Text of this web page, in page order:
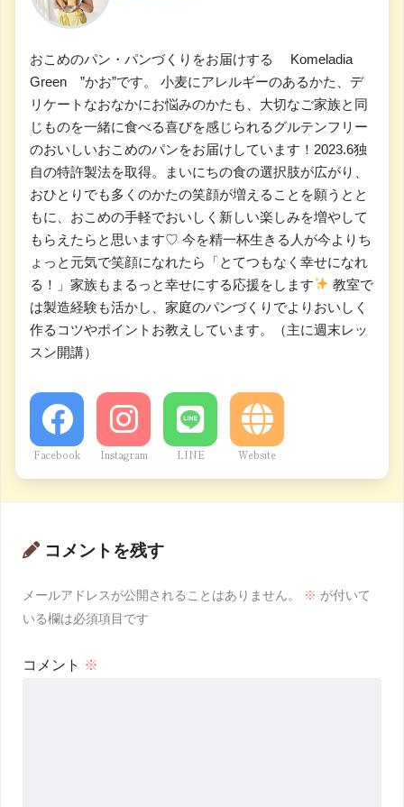
おこめのパン・パンづくりをお届けする Komeladia
Green ”かお”です。 小麦にアレルギーのあるかた、デ
リケートなおなかにお悩みのかたも、大切なご家族と同
じものを一緒に食べる喜びを感じられるグルテンフリー
のおいしいおこめのパンをお届けしています！2023.6独
自の特許製法を取得。まいにちの食の選択肢が広がり、
おひとりでも多くのかたの笑顔が増えることを願うとと
もに、おこめの手軽でおいしく新しい楽しみを増やして
もらえたらと思います♡ 今を精一杯生きる人が今よりち
ょっと元気で笑顔になれたら「とてつもなく幸せになれ
る！」家族もまるっと幸せにする応援をします
教室で
は製造経験も活かし、家庭のパンづくりでよりおいしく
作るコツやポイントお教えしています。（主に週末レッ
スン開講）
Facebook Instagram LINE Website
コメントを残す
メールアドレスが公開されることはありません。 ※ が付いて
いる欄は必須項目です
コメント ※